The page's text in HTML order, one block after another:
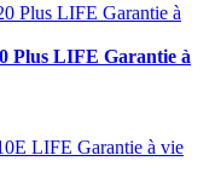
Plus LIFE Garantie à